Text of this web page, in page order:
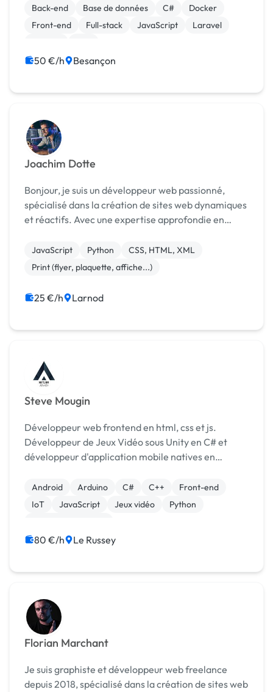
nombreuses années. Mes expériences passées
m'ont permis de mont...
Back-end Base de données C#
Docker
Front-end
Full-stack JavaScript
Laravel
50 €/h Besançon
Joachim Dotte
Bonjour, je suis un développeur web passionné,
spécialisé dans la création de sites web dynamiques
et réactifs. Avec une expertise approfondie en
des interfaces utilisateur intuitives et esthétique...
JavaScript Python
CSS, HTML, XML
Print (flyer, plaquette, affiche...)
25 €/h Larnod
Steve Mougin
Développeur web frontend en html, css et js.
Développeur de Jeux Vidéo sous Unity en C# et
développeur d'application mobile natives en
électronique embarqué.
Android Arduino C# C++
Front-end
IoT
JavaScript Jeux vidéo
Python
80 €/h Le Russey
Florian Marchant
Je suis graphiste et développeur web freelance
depuis 2018, spécialisé dans la création de sites web